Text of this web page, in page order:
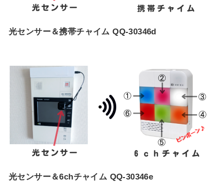
光センサー＆携帯チャイム QQ-30346d
光センサー＆6chチャイム QQ-30346e